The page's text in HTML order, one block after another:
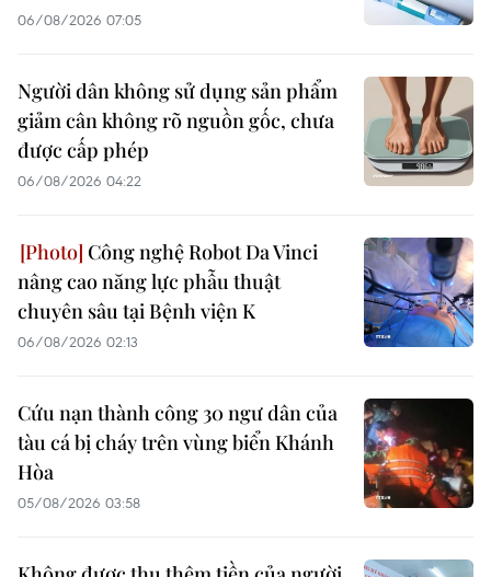
06/08/2026 07:05
Người dân không sử dụng sản phẩm
giảm cân không rõ nguồn gốc, chưa
được cấp phép
06/08/2026 04:22
Công nghệ Robot Da Vinci
nâng cao năng lực phẫu thuật
chuyên sâu tại Bệnh viện K
06/08/2026 02:13
Cứu nạn thành công 30 ngư dân của
tàu cá bị cháy trên vùng biển Khánh
Hòa
05/08/2026 03:58